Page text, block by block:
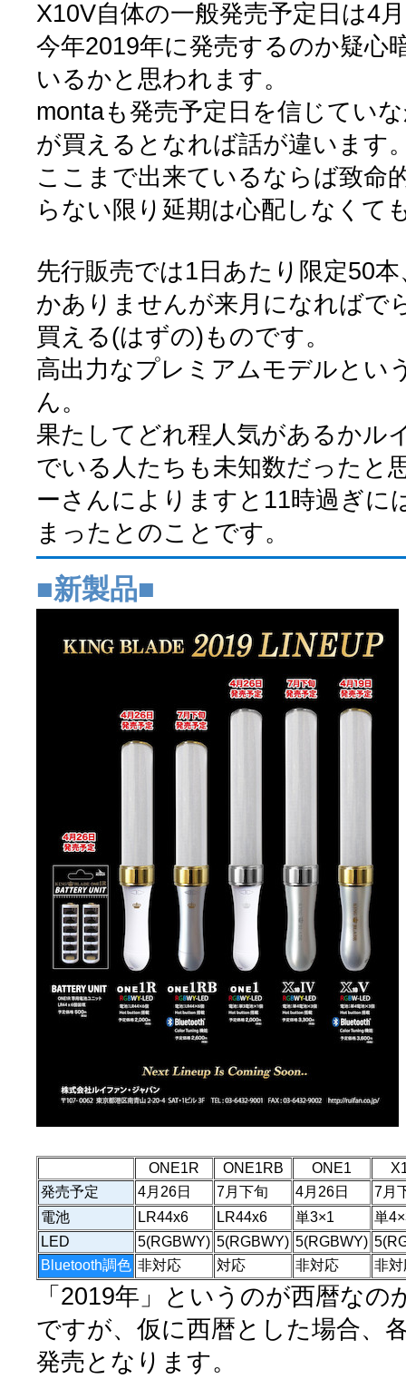
X10V自体の一般発売予定日は4
今年2019年に発売するのか疑心
いるかと思われます。
montaも発売予定日を信じてい
が買えるとなれば話が違います
ここまで出来ているならば致命
らない限り延期は心配しなくて
先行販売では1日あたり限定50
かありませんが来月になればで
買える(はずの)ものです。
高出力なプレミアムモデルとい
ん。
果たしてどれ程人気があるかル
でいる人たちも未知数だったと
ーさんによりますと11時過ぎに
まったとのことです。
■新製品■
ONE1R ONE1RB ONE1
発売予定
4月26日 7月下旬 4月26日
7月
電池
LR44x6 LR44x6 単3×1
単
LED
5(RGBWY) 5(RGBWY) 5(RGBWY)
Bluetooth調色 非対応 対応 非対応 非対
「2019年」というのが西暦な
ですが、仮に西暦とした場合、
発売となります。